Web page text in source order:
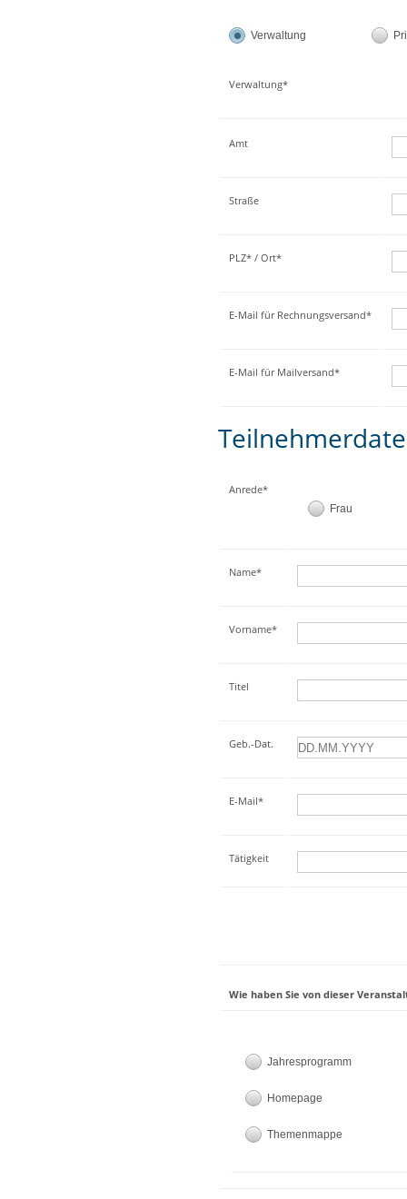
Verwaltung
Verwaltung*
Amt
Straße
PLZ* / Ort*
E-Mail für Rechnungsversand*
E-Mail für Mailversand*
Anrede*
Frau
Name*
Vorname*
Titel
Geb.-Dat.
E-Mail*
Tätigkeit
Wie haben Sie von dieser
Jahresprogramm
Homepage
Themenmappe